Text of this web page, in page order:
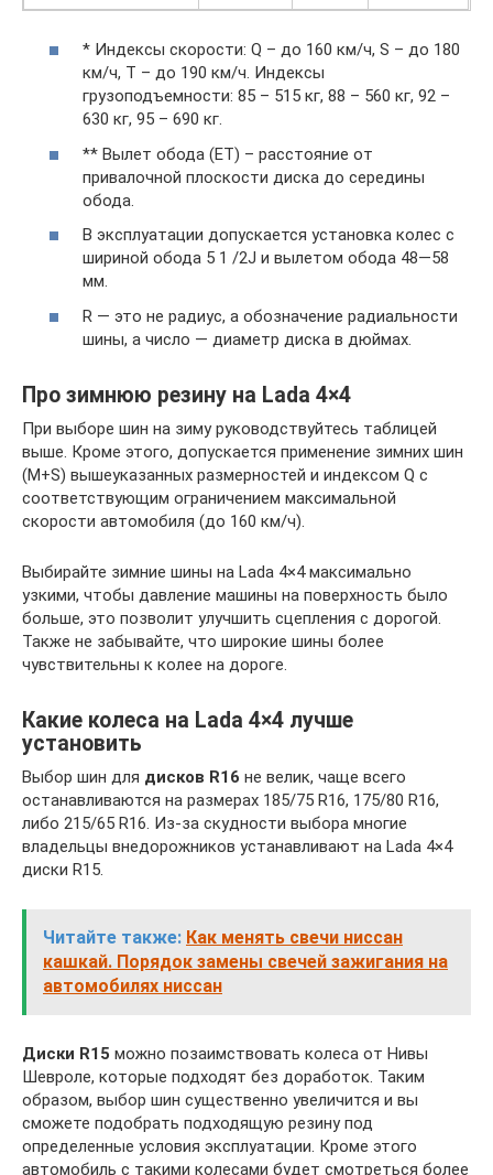
* Индексы скорости: Q – до 160 км/ч, S – до 180
км/ч, Т – до 190 км/ч. Индексы
грузоподъемности: 85 – 515 кг, 88 – 560 кг, 92 –
630 кг, 95 – 690 кг.
** Вылет обода (ЕТ) – расстояние от
привалочной плоскости диска до середины
обода.
В эксплуатации допускается установка колес с
шириной обода 5 1 /2J и вылетом обода 48—58
мм.
R — это не радиус, а обозначение радиальности
шины, а число — диаметр диска в дюймах.
Про зимнюю резину на Lada 4×4
При выборе шин на зиму руководствуйтесь таблицей
выше. Кроме этого, допускается применение зимних шин
(M+S) вышеуказанных размерностей и индексом Q с
соответствующим ограничением максимальной
скорости автомобиля (до 160 км/ч).
Выбирайте зимние шины на Lada 4×4 максимально
узкими, чтобы давление машины на поверхность было
больше, это позволит улучшить сцепления с дорогой.
Также не забывайте, что широкие шины более
чувствительны к колее на дороге.
Какие колеса на Lada 4×4 лучше
установить
Выбор шин для дисков R16 не велик, чаще всего
останавливаются на размерах 185/75 R16, 175/80 R16,
либо 215/65 R16. Из-за скудности выбора многие
владельцы внедорожников устанавливают на Lada 4×4
диски R15.
Читайте также: Как менять свечи ниссан
кашкай. Порядок замены свечей зажигания на
автомобилях ниссан
Диски R15 можно позаимствовать колеса от Нивы
Шевроле, которые подходят без доработок. Таким
образом, выбор шин существенно увеличится и вы
сможете подобрать подходящую резину под
определенные условия эксплуатации. Кроме этого
автомобиль с такими колесами будет смотреться более